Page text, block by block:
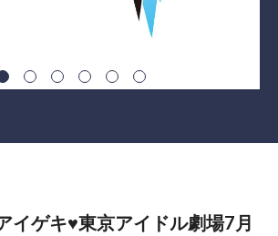
イゲキ♥東京アイドル劇場7月